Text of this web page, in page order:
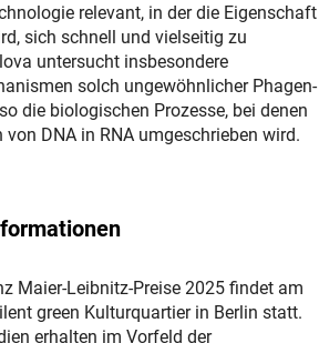
relevant, in der die Eigenschaft
sich schnell und vielseitig zu
untersucht insbesondere
solch ungewöhnlicher Phagen-
die biologischen Prozesse, bei denen
DNA in RNA umgeschrieben wird.
Maier-Leibnitz-Preise 2025 findet am
green Kulturquartier in Berlin statt.
erhalten im Vorfeld der